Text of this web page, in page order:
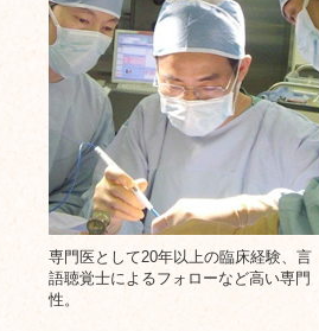
ン
ク
ク
｜
耳
鼻
咽
喉
科・
つ
の
特
徴
専門医として20年以上の臨床経験、言
語聴覚士によるフォローなど高い専門
性。